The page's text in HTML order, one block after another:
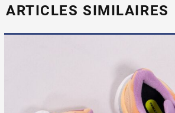
ARTICLES SIMILAIRES